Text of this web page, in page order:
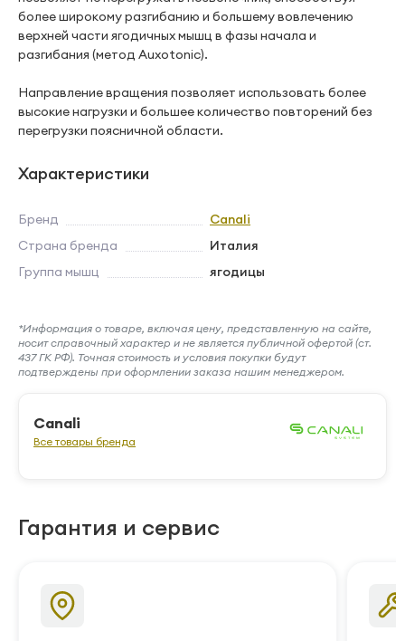
более широкому разгибанию и большему вовлечению
верхней части ягодичных мышц в фазы начала и
разгибания (метод Auxotonic).
Направление вращения позволяет использовать более
высокие нагрузки и большее количество повторений без
перегрузки поясничной области.
Характеристики
Бренд
Canali
Страна бренда
Италия
Группа мышц
ягодицы
*Информация о товаре, включая цену, представленную на сайте,
носит справочный характер и не является публичной офертой (ст.
437 ГК РФ). Точная стоимость и условия покупки будут
подтверждены при оформлении заказа нашим менеджером.
Canali
Все товары бренда
Гарантия и сервис